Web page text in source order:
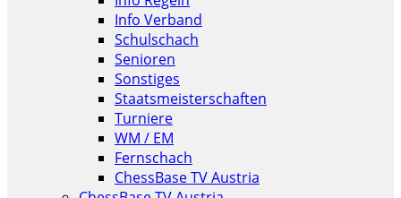
Info Verband
Schulschach
Senioren
Sonstiges
Staatsmeisterschaften
Turniere
WM / EM
Fernschach
ChessBase TV Austria